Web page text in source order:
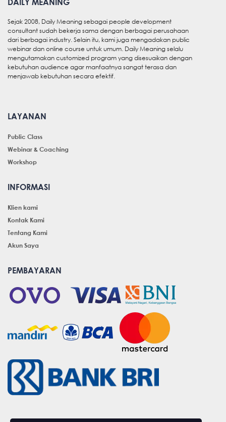
Sejak 2008, Daily Meaning sebagai people development
consultant sudah bekerja sama dengan berbagai perusahaan
dari berbagai industry. Selain itu, kami juga mengadakan public
webinar dan online course untuk umum. Daily Meaning selalu
mengutamakan customized program yang disesuaikan dengan
kebutuhan audience agar manfaatnya sangat terasa dan
menjawab kebutuhan secara efektif.
LAYANAN
Public Class
Webinar & Coaching
Workshop
INFORMASI
Klien kami
Kontak Kami
Tentang Kami
Akun Saya
PEMBAYARAN